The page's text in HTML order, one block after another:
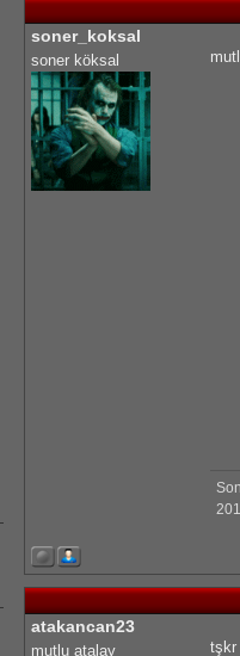
soner_koksal
soner köksal
atakancan23
mutlu atalay tşkr